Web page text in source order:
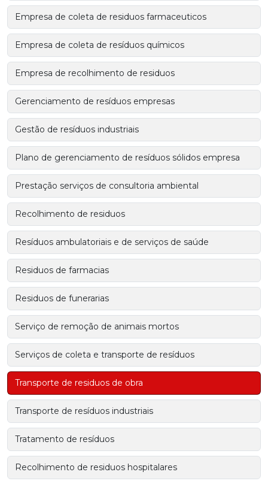
Empresa de coleta de residuos farmaceuticos
Empresa de coleta de resíduos químicos
Empresa de recolhimento de residuos
Gerenciamento de resíduos empresas
Gestão de resíduos industriais
Plano de gerenciamento de resíduos sólidos empresa
Prestação serviços de consultoria ambiental
Recolhimento de residuos
Resíduos ambulatoriais e de serviços de saúde
Residuos de farmacias
Residuos de funerarias
Serviço de remoção de animais mortos
Serviços de coleta e transporte de resíduos
Transporte de residuos de obra
Transporte de resíduos industriais
Tratamento de resíduos
Recolhimento de residuos hospitalares